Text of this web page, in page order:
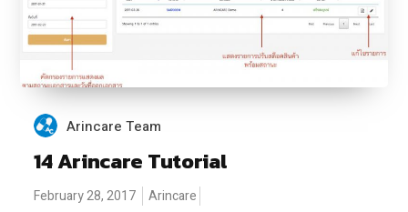
Arincare Team
14 Arincare Tutorial
February 28, 2017 Arincare